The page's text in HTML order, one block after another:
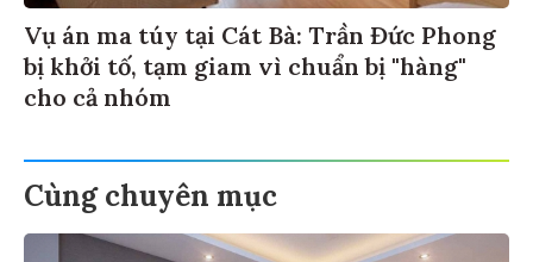
Vụ án ma túy tại Cát Bà: Trần Đức Phong
bị khởi tố, tạm giam vì chuẩn bị "hàng"
cho cả nhóm
Cùng chuyên mục